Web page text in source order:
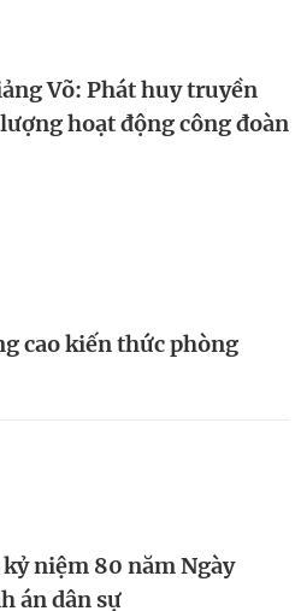
Võ: Phát huy truyền
hoạt động công đoàn
cao kiến thức phòng
niệm 80 năm Ngày
án dân sự